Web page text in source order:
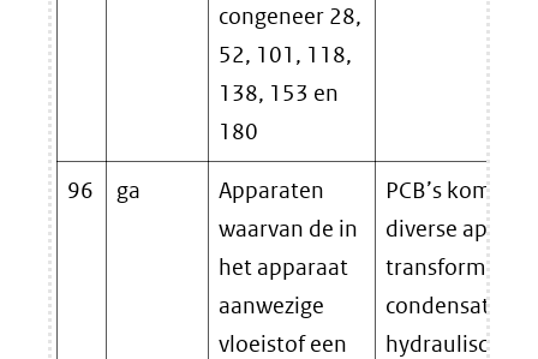
congeneer 28,
52, 101, 118,
138, 153 en
180
96 ga
Apparaten
waarvan de in
het apparaat
aanwezige
vloeistof een
PCB’s komen
diverse
hydraulische